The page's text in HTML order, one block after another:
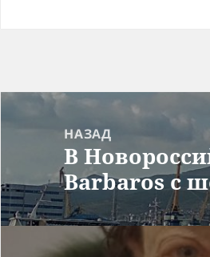
Навигация
записям
НАЗАД
Предыдущая
запись:
В
Barbaros с